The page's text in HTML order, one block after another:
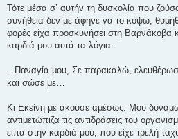
Τότε μέσα σ’ αυτήν τη δυσκολία που
συνήθεια δεν με άφηνε να το κόψω,
φορές είχα προσκυνήσει στη Βαρνάκοβα
καρδιά μου αυτά τα λόγια:
– Παναγία μου, Σε παρακαλώ,
και σώσε με…
Κι Εκείνη με άκουσε αμέσως. Μου
αντιμετώπιζα τις αντιδράσεις του
είπα στην καρδιά μου, που είχε τρελή